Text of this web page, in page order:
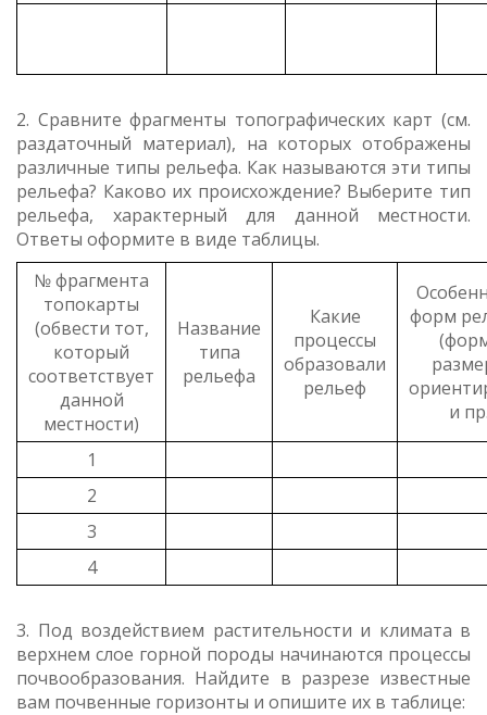
2. Сравните фрагменты топографических карт (см.
раздаточный материал), на которых отображены
различные типы рельефа. Как называются эти типы
рельефа? Каково их происхождение? Выберите тип
рельефа, характерный для данной местности.
Ответы оформите в виде таблицы.
№ фрагмента
топокарты
(обвести тот,
который
соответствует
данной
местности)
Название
типа
рельефа
Какие
процессы
образовали
рельеф
форм
и
1
2
3
4
3. Под воздействием растительности и климата в
верхнем слое горной породы начинаются процессы
почвообразования. Найдите в разрезе известные
вам почвенные горизонты и опишите их в таблице: